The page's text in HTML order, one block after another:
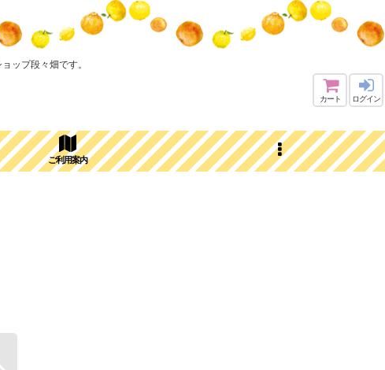
ップ段々畑です。
カート ログイン
ご利用案内